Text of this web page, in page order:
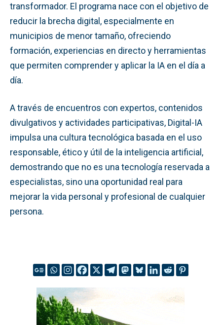
transformador. El programa nace con el objetivo de
reducir la brecha digital, especialmente en
municipios de menor tamaño, ofreciendo
formación, experiencias en directo y herramientas
que permiten comprender y aplicar la IA en el día a
día.
A través de encuentros con expertos, contenidos
divulgativos y actividades participativas, Digital-IA
impulsa una cultura tecnológica basada en el uso
responsable, ético y útil de la inteligencia artificial,
demostrando que no es una tecnología reservada a
especialistas, sino una oportunidad real para
mejorar la vida personal y profesional de cualquier
persona.